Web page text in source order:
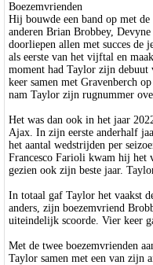
Boezemvrienden
Hij bouwde een band op met
anderen Brian Brobbey,
doorliepen allen met succes de
als eerste van het vijftal en
moment had Taylor zijn
keer samen met Gravenberch
nam Taylor zijn rugnummer
Het was dan ook in het jaar
Ajax. In zijn eerste anderhalf
het aantal wedstrijden per
Francesco Farioli kwam hij het
gezien ook zijn beste jaar.
In totaal gaf Taylor het vaakst
anders, zijn boezemvriend
uiteindelijk scoorde. Vier keer
Met de twee boezemvrienden
Taylor samen met een van zijn